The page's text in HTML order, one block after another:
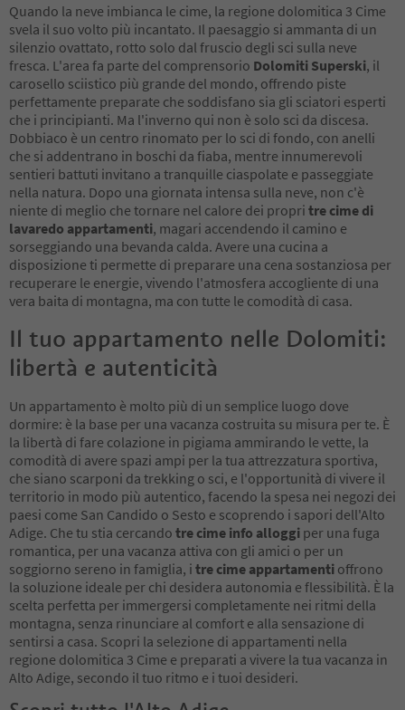
Quando la neve imbianca le cime, la regione dolomitica 3 Cime
svela il suo volto più incantato. Il paesaggio si ammanta di un
silenzio ovattato, rotto solo dal fruscio degli sci sulla neve
fresca. L'area fa parte del comprensorio Dolomiti Superski, il
carosello sciistico più grande del mondo, offrendo piste
perfettamente preparate che soddisfano sia gli sciatori esperti
che i principianti. Ma l'inverno qui non è solo sci da discesa.
Dobbiaco è un centro rinomato per lo sci di fondo, con anelli
che si addentrano in boschi da fiaba, mentre innumerevoli
sentieri battuti invitano a tranquille ciaspolate e passeggiate
nella natura. Dopo una giornata intensa sulla neve, non c'è
niente di meglio che tornare nel calore dei propri tre cime di
lavaredo appartamenti, magari accendendo il camino e
sorseggiando una bevanda calda. Avere una cucina a
disposizione ti permette di preparare una cena sostanziosa per
recuperare le energie, vivendo l'atmosfera accogliente di una
vera baita di montagna, ma con tutte le comodità di casa.
Il tuo appartamento nelle Dolomiti:
libertà e autenticità
Un appartamento è molto più di un semplice luogo dove
dormire: è la base per una vacanza costruita su misura per te. È
la libertà di fare colazione in pigiama ammirando le vette, la
comodità di avere spazi ampi per la tua attrezzatura sportiva,
che siano scarponi da trekking o sci, e l'opportunità di vivere il
territorio in modo più autentico, facendo la spesa nei negozi dei
paesi come San Candido o Sesto e scoprendo i sapori dell'Alto
Adige. Che tu stia cercando tre cime info alloggi per una fuga
romantica, per una vacanza attiva con gli amici o per un
soggiorno sereno in famiglia, i tre cime appartamenti offrono
la soluzione ideale per chi desidera autonomia e flessibilità. È la
scelta perfetta per immergersi completamente nei ritmi della
montagna, senza rinunciare al comfort e alla sensazione di
sentirsi a casa. Scopri la selezione di appartamenti nella
regione dolomitica 3 Cime e preparati a vivere la tua vacanza in
Alto Adige, secondo il tuo ritmo e i tuoi desideri.